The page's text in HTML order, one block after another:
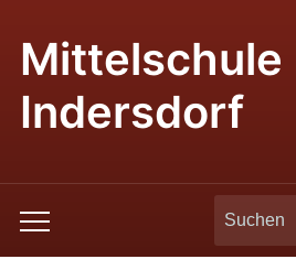
Mittelschule
Indersdorf
Toggle
mobile
Search
for: